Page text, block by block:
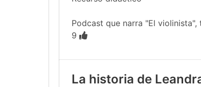
Podcast que narra "El
9
La historia de